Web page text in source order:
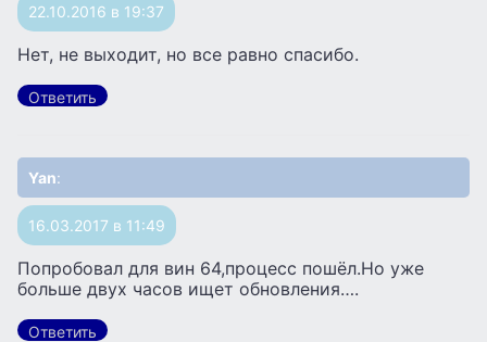
22.10.2016 в 19:37
Нет, не выходит, но все равно спасибо.
Ответить
Yan:
16.03.2017 в 11:49
Попробовал для вин 64,процесс пошёл.Но уже
больше двух часов ищет обновления….
Ответить